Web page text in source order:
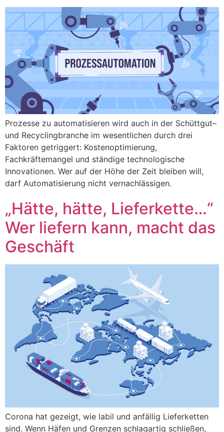
Prozesse zu automatisieren wird auch in der Schüttgut–
und Recyclingbranche im wesentlichen durch drei
Faktoren getriggert: Kostenoptimierung,
Fachkräftemangel und ständige technologische
Innovationen. Wer auf der Höhe der Zeit bleiben will,
darf Automatisierung nicht vernachlässigen.
„Hätte, hätte, Lieferkette…“
Wer liefern kann, macht das
Geschäft
Corona hat gezeigt, wie labil und anfällig Lieferketten
sind. Wenn Häfen und Grenzen schlagartig schließen,